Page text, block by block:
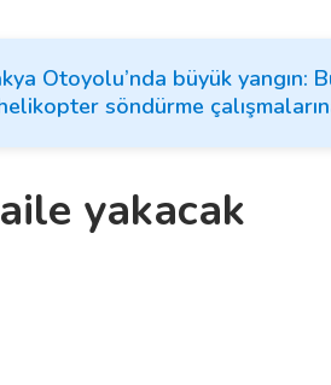
Otoyolu’nda büyük yangın:
söndürme
yakacak